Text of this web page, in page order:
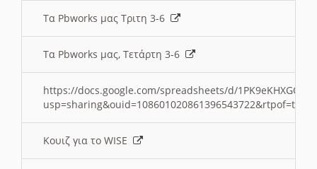
Τα Pbworks μας Τριτη 3-6
Τα Pbworks μας, Τετάρτη 3-6
https://docs.google.com/spreadsheets/d/
Κουιζ για το WISE